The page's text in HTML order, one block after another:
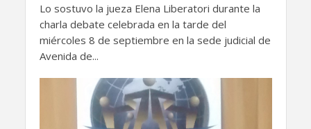
Lo sostuvo la jueza Elena Liberatori durante la
charla debate celebrada en la tarde del
miércoles 8 de septiembre en la sede judicial de
Avenida de...